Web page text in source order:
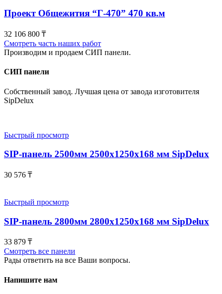
Проект Общежития “Г-470” 470 кв.м
32 106 800 ₸
Смотреть часть наших работ
Производим и продаем СИП панели.
СИП панели
Собственный завод. Лучшая цена от завода изготовителя
SipDelux
Быстрый просмотр
SIP-панель 2500мм 2500x1250x168 мм SipDelux
30 576 ₸
Быстрый просмотр
SIP-панель 2800мм 2800x1250x168 мм SipDelux
33 879 ₸
Смотреть все панели
Рады ответить на все Ваши вопросы.
Напишите нам